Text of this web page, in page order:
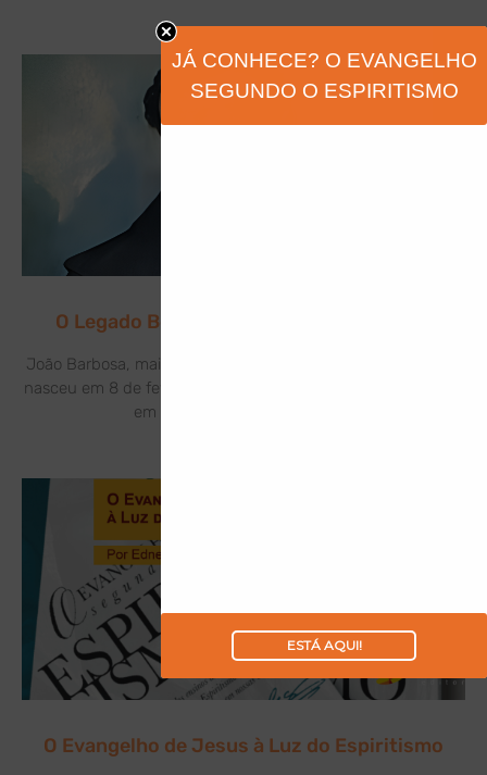
O Legado Benfeitor de Fabiano de Cristo
João Barbosa, mais conhecido como Frei Fabiano de Cristo,
nasceu em 8 de fevereiro de 1676, na freguesia de Soengas,
em Portugal. Filho de Gervásio
O Evangelho de Jesus à Luz do Espiritismo
JÁ CONHECE? O EVANGELHO
SEGUNDO O ESPIRITISMO
ESTÁ AQUI!